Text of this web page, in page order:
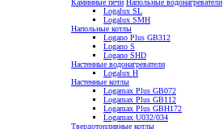
Каминные печи Напольные водонагреватели
Logalux SL
Logalux SMH
Напольные котлы
Logano Plus GB312
Logano S
Logano SHD
Настенные водонагреватели
Logalux H
Настенные котлы
Logamax Plus GB072
Logamax Plus GB112
Logamax Plus GBH172
Logamax U032/034
Твердотопливные котлы